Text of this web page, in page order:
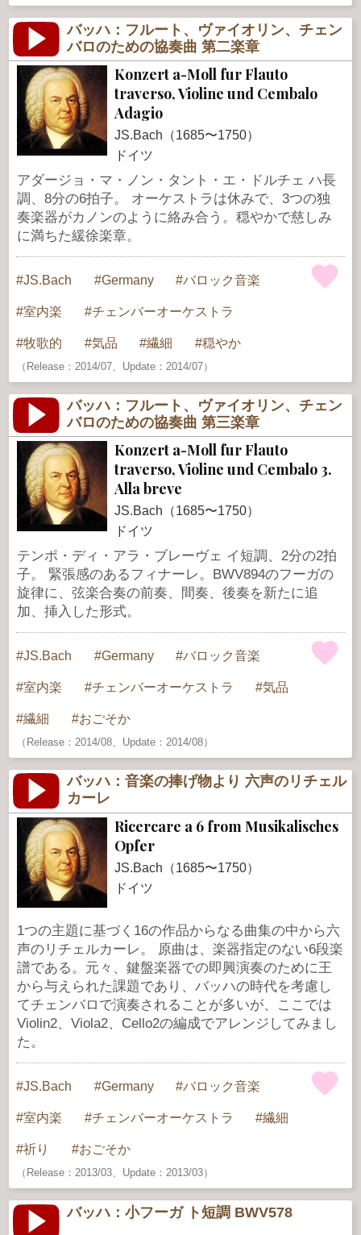
バッハ：フルート、ヴァイオリン、チェン
バロのための協奏曲 第二楽章
Konzert a-Moll fur Flauto
traverso, Violine und Cembalo
Adagio
JS.Bach（1685〜1750）
ドイツ
アダージョ・マ・ノン・タント・エ・ドルチェ ハ長
調、8分の6拍子。 オーケストラは休みで、3つの独
奏楽器がカノンのように絡み合う。穏やかで慈しみ
に満ちた緩徐楽章。
JS.Bach Germany バロック音楽
室内楽 チェンバーオーケストラ
牧歌的 気品 繊細 穏やか
（Release：2014/07、Update：2014/07）
バッハ：フルート、ヴァイオリン、チェン
バロのための協奏曲 第三楽章
Konzert a-Moll fur Flauto
traverso, Violine und Cembalo 3.
Alla breve
JS.Bach（1685〜1750）
ドイツ
テンポ・ディ・アラ・ブレーヴェ イ短調、2分の2拍
子。 緊張感のあるフィナーレ。BWV894のフーガの
旋律に、弦楽合奏の前奏、間奏、後奏を新たに追
加、挿入した形式。
JS.Bach Germany バロック音楽
室内楽 チェンバーオーケストラ 気品
繊細 おごそか
（Release：2014/08、Update：2014/08）
バッハ：音楽の捧げ物より 六声のリチェル
カーレ
Ricercare a 6 from Musikalisches
Opfer
JS.Bach（1685〜1750）
ドイツ
1つの主題に基づく16の作品からなる曲集の中から六
声のリチェルカーレ。 原曲は、楽器指定のない6段楽
譜である。元々、鍵盤楽器での即興演奏のために王
から与えられた課題であり、バッハの時代を考慮し
てチェンバロで演奏されることが多いが、ここでは
Violin2、Viola2、Cello2の編成でアレンジしてみまし
た。
JS.Bach Germany バロック音楽
室内楽 チェンバーオーケストラ 繊細
祈り おごそか
（Release：2013/03、Update：2013/03）
バッハ：小フーガ ト短調 BWV578